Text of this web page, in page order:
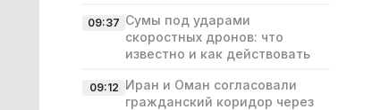
09:37 Сумы под ударами
скоростных дронов: что
известно и как действовать
09:12 Иран и Оман согласовали
гражданский коридор через